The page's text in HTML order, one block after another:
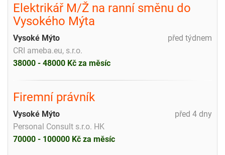
Elektrikář M/Ž na ranní směnu do
Vysokého Mýta
před týdnem
Vysoké Mýto
CRI ameba.eu, s.r.o.
38000 - 48000 Kč za měsíc
Firemní právník
před 4 dny
Vysoké Mýto
Personal Consult s.r.o. HK
70000 - 100000 Kč za měsíc